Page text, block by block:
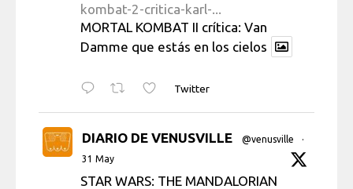
kombat-2-critica-karl-...
MORTAL KOMBAT II crítica: Van
Damme que estás en los cielos
Twitter
DIARIO DE VENUSVILLE @venusville
·
31 May
STAR WARS: THE MANDALORIAN